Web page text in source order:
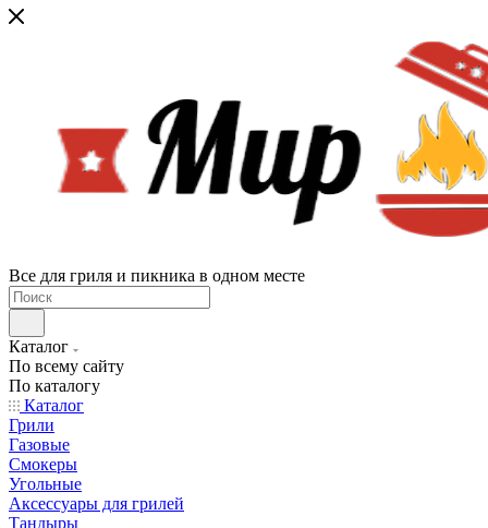
Все для гриля и пикника в одном месте
Каталог
По всему сайту
По каталогу
Каталог
Грили
Газовые
Смокеры
Угольные
Аксессуары для грилей
Тандыры